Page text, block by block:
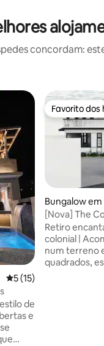
concordam:
Classificação média de
5 (15)
de
e
Favorito dos
Favorito dos
Bungalow em
[Nova] The
Relvado
Retiro
colonial |
num terreno
quadrados,